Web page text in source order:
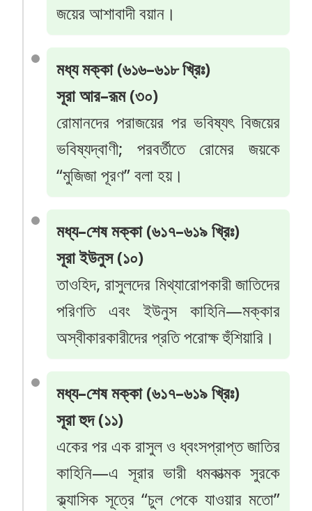
জয়ের আশাবাদী বয়ান।
মধ্য মক্কা (৬১৬–৬১৮ খ্রিঃ)
সূরা আর–রূম (৩০)
রোমানদের পরাজয়ের পর ভবিষ্যৎ বিজয়ের
ভবিষ্যদ্বাণী; পরবর্তীতে রোমের জয়কে
“মুজিজা পূরণ” বলা হয়।
মধ্য–শেষ মক্কা (৬১৭–৬১৯ খ্রিঃ)
সূরা ইউনুস (১০)
তাওহিদ, রাসুলদের মিথ্যারোপকারী জাতিদের
পরিণতি এবং ইউনুস কাহিনি—মক্কার
অস্বীকারকারীদের প্রতি পরোক্ষ হুঁশিয়ারি।
মধ্য–শেষ মক্কা (৬১৭–৬১৯ খ্রিঃ)
সূরা হুদ (১১)
একের পর এক রাসুল ও ধ্বংসপ্রাপ্ত জাতির
কাহিনি—এ সূরার ভারী ধমকাত্মক সুরকে
ক্ল্যাসিক সূত্রে “চুল পেকে যাওয়ার মতো”